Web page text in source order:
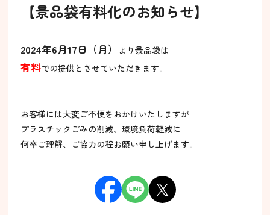
【景品袋有料化のお知らせ】
2024年6月17日（月） より景品袋は
有料での提供とさせていただきます。
お客様には大変ご不便をおかけいたしますが
プラスチックごみの削減、環境負荷軽減に
何卒ご理解、ご協力の程お願い申し上げます。